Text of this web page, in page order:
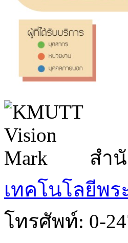
สำ
เทคโนโลยีพ
โทรศัพท์: 0-